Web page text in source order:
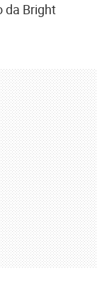
da Bright